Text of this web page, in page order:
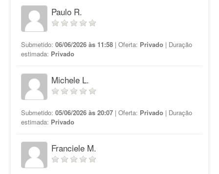
Paulo R.
Submetido: 06/06/2026 às 11:58 | Oferta: Privado | Duração
estimada: Privado
Michele L.
Submetido: 05/06/2026 às 20:07 | Oferta: Privado | Duração
estimada: Privado
Franciele M.